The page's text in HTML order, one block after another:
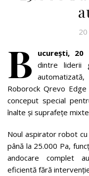
B ucurești, 20
dintre liderii
Roborock Qrevo
conceput special
înalte și suprafețe
Noul aspirator robot
până la 25.000 Pa,
andocare complet
eficientă fără